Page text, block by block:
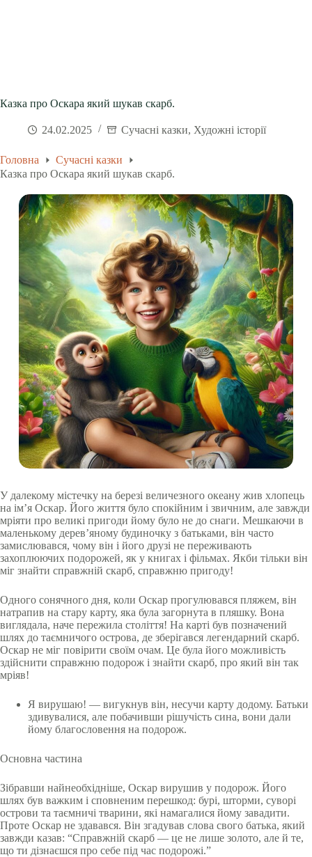
Казка про Оскара який шукав скарб.
24.02.2025 Сучасні казки, Художні історії
Головна
Сучасні казки
Казка про Оскара який шукав скарб.
У далекому містечку на березі величезного океану жив хлопець
на ім’я Оскар. Його життя було спокійним і звичним, але завжди
мріяти про великі пригоди йому було не до снаги. Мешкаючи в
маленькому дерев’яному будиночку з батьками, він часто
замислювався, чому він і його друзі не переживають
захоплюючих подорожей, як у книгах і фільмах. Якби тільки він
міг знайти справжній скарб, справжню пригоду!
Одного сонячного дня, коли Оскар прогулювався пляжем, він
натрапив на стару карту, яка була загорнута в пляшку. Вона
виглядала, наче пережила століття! На карті був позначений
шлях до таємничого острова, де зберігався легендарний скарб.
Оскар не міг повірити своїм очам. Це була його можливість
здійснити справжню подорож і знайти скарб, про який він так
мріяв!
Я вирушаю! — вигукнув він, несучи карту додому. Батьки
здивувалися, але побачивши рішучість сина, вони дали
йому благословення на подорож.
Основна частина
Зібравши найнеобхідніше, Оскар вирушив у подорож. Його
шлях був важким і сповненим перешкод: бурі, шторми, суворі
острови та таємничі тварини, які намагалися йому завадити.
Проте Оскар не здавався. Він згадував слова свого батька, який
завжди казав: “Справжній скарб — це не лише золото, але й те,
що ти дізнаєшся про себе під час подорожі.”